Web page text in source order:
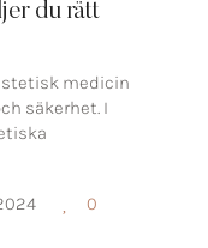
du rätt
medicin
säkerhet. I
0